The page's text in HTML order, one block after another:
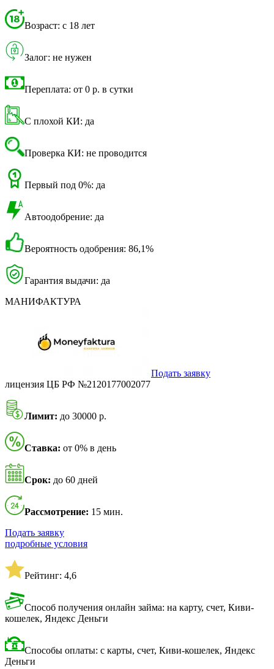
Возраст: с 18 лет
Залог: не нужен
Переплата: от 0 р. в сутки
С плохой КИ: да
Проверка КИ: не проводится
Первый под 0%: да
Автоодобрение: да
Вероятность одобрения: 86,1%
Гарантия выдачи: да
МАНИФАКТУРА
Подать заявку
лицензия ЦБ РФ №2120177002077
Лимит: до 30000 р.
Ставка: от 0% в день
Срок: до 60 дней
Рассмотрение: 15 мин.
Подать заявку
подробные условия
Рейтинг: 4,6
Способ получения онлайн займа: на карту, счет, Киви-
кошелек, Яндекс Деньги
Способы оплаты: с карты, счет, Киви-кошелек, Яндекс
Деньги